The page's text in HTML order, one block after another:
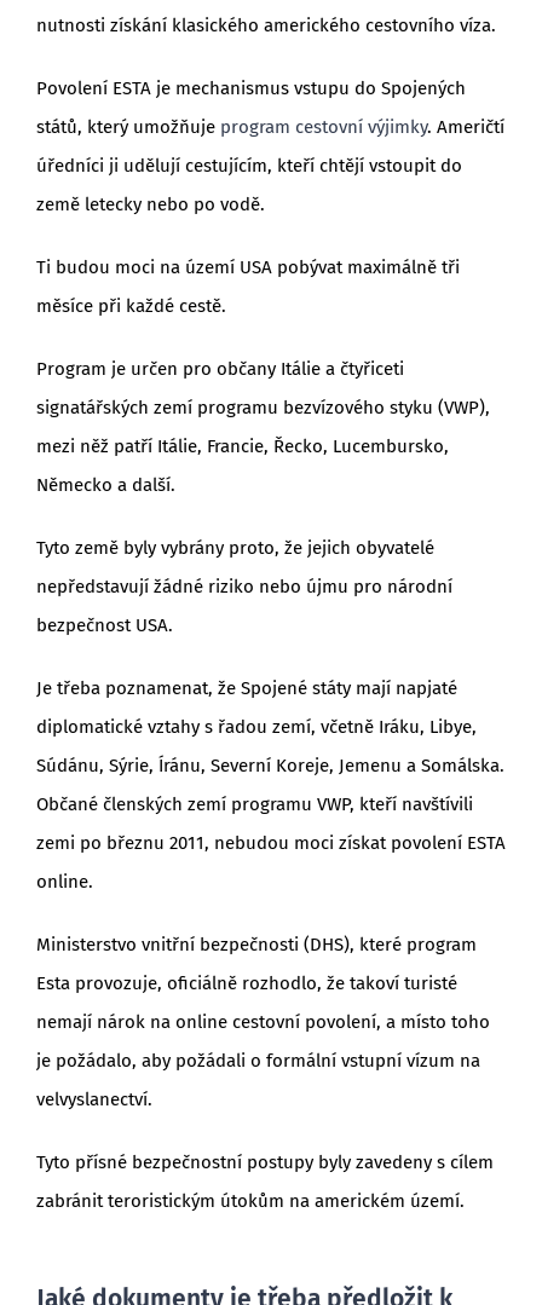
nutnosti získání klasického amerického cestovního víza.
Povolení ESTA je mechanismus vstupu do Spojených
států, který umožňuje program cestovní výjimky. Američtí
úředníci ji udělují cestujícím, kteří chtějí vstoupit do
země letecky nebo po vodě.
Ti budou moci na území USA pobývat maximálně tři
měsíce při každé cestě.
Program je určen pro občany Itálie a čtyřiceti
signatářských zemí programu bezvízového styku (VWP),
mezi něž patří Itálie, Francie, Řecko, Lucembursko,
Německo a další.
Tyto země byly vybrány proto, že jejich obyvatelé
nepředstavují žádné riziko nebo újmu pro národní
bezpečnost USA.
Je třeba poznamenat, že Spojené státy mají napjaté
diplomatické vztahy s řadou zemí, včetně Iráku, Libye,
Súdánu, Sýrie, Íránu, Severní Koreje, Jemenu a Somálska.
Občané členských zemí programu VWP, kteří navštívili
zemi po březnu 2011, nebudou moci získat povolení ESTA
online.
Ministerstvo vnitřní bezpečnosti (DHS), které program
Esta provozuje, oficiálně rozhodlo, že takoví turisté
nemají nárok na online cestovní povolení, a místo toho
je požádalo, aby požádali o formální vstupní vízum na
velvyslanectví.
Tyto přísné bezpečnostní postupy byly zavedeny s cílem
zabránit teroristickým útokům na americkém území.